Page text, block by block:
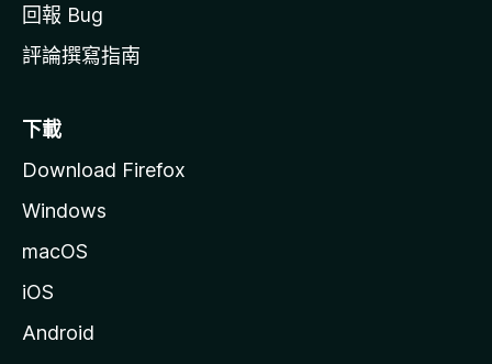
回報 Bug
評論撰寫指南
下載
Download Firefox
Windows
macOS
iOS
Android